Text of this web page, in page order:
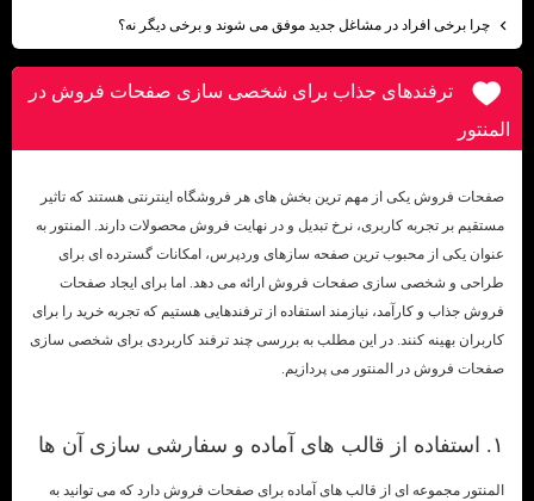
چرا برخی افراد در مشاغل جدید موفق می شوند و برخی دیگر نه؟
ترفندهای جذاب برای شخصی ‌سازی صفحات فروش در
المنتور
صفحات فروش یکی از مهم ترین بخش های هر فروشگاه اینترنتی هستند که تاثیر
مستقیم بر تجربه کاربری، نرخ تبدیل و در نهایت فروش محصولات دارند. المنتور به
عنوان یکی از محبوب ترین صفحه سازهای وردپرس، امکانات گسترده ای برای
طراحی و شخصی سازی صفحات فروش ارائه می دهد. اما برای ایجاد صفحات
فروش جذاب و کارآمد، نیازمند استفاده از ترفندهایی هستیم که تجربه خرید را برای
کاربران بهینه کنند. در این مطلب به بررسی چند ترفند کاربردی برای شخصی سازی
صفحات فروش در المنتور می پردازیم.
المنتور مجموعه ای از قالب های آماده برای صفحات فروش دارد که می توانید به